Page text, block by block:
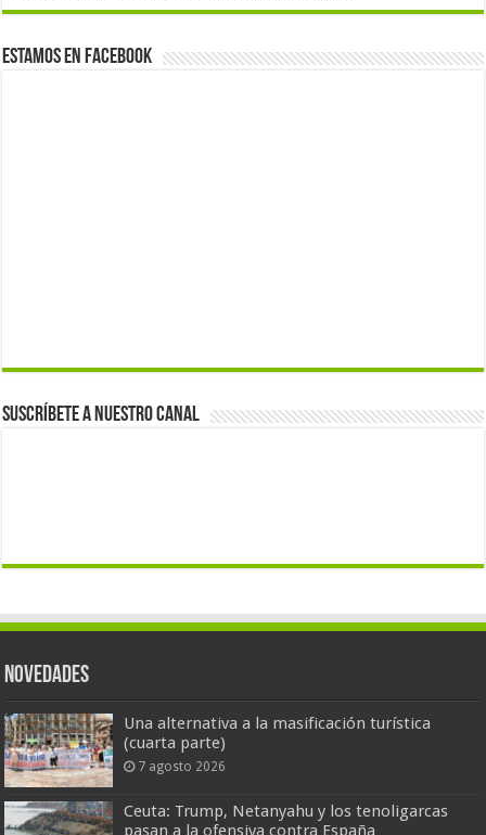
Estamos en Facebook
Suscríbete a nuestro canal
Novedades
Una alternativa a la masificación turística
(cuarta parte)
7 agosto 2026
Ceuta: Trump, Netanyahu y los tenoligarcas
pasan a la ofensiva contra España